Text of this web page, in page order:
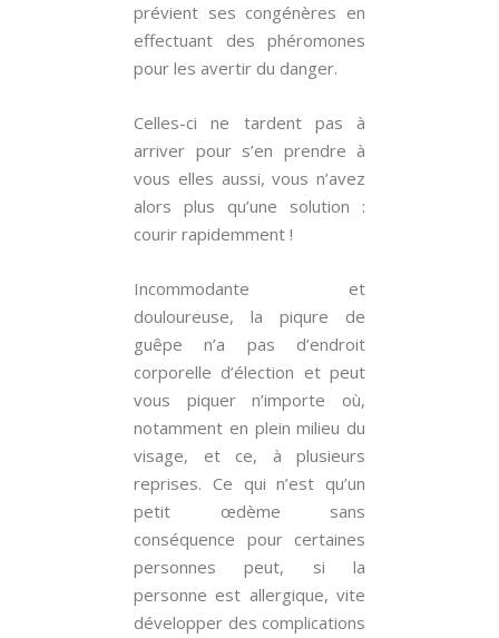
prévient ses congénères en
effectuant des phéromones
pour les avertir du danger.
Celles-ci ne tardent pas à
arriver pour s’en prendre à
vous elles aussi, vous n’avez
alors plus qu’une solution :
courir rapidemment !
Incommodante et
douloureuse, la piqure de
guêpe n’a pas d’endroit
corporelle d’élection et peut
vous piquer n’importe où,
notamment en plein milieu du
visage, et ce, à plusieurs
reprises. Ce qui n’est qu’un
petit œdème sans
conséquence pour certaines
personnes peut, si la
personne est allergique, vite
développer des complications